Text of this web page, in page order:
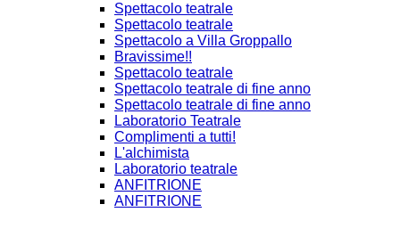
Spettacolo teatrale
Spettacolo teatrale
Spettacolo a Villa Groppallo
Bravissime!!
Spettacolo teatrale
Spettacolo teatrale di fine anno
Spettacolo teatrale di fine anno
Laboratorio Teatrale
Complimenti a tutti!
L'alchimista
Laboratorio teatrale
ANFITRIONE
ANFITRIONE